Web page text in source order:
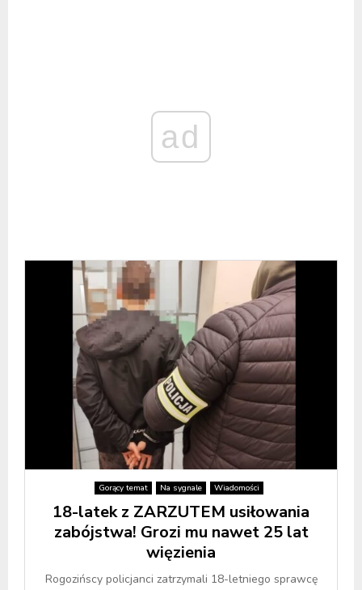
ad
Gorący temat Na sygnale Wiadomości
18-latek z ZARZUTEM usiłowania
zabójstwa! Grozi mu nawet 25 lat
więzienia
Rogozińscy policjanci zatrzymali 18-letniego sprawcę